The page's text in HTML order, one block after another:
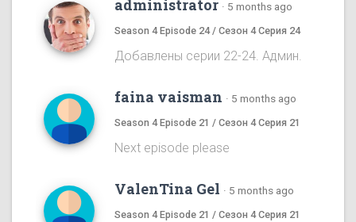
administrator · 5 months ago
Season 4 Episode 24 / Сезон 4 Серия 24
Добавлены серии 22-24. Админ.
faina vaisman · 5 months ago
Season 4 Episode 21 / Сезон 4 Серия 21
Next episode please
ValenTina Gel · 5 months ago
Season 4 Episode 21 / Сезон 4 Серия 21